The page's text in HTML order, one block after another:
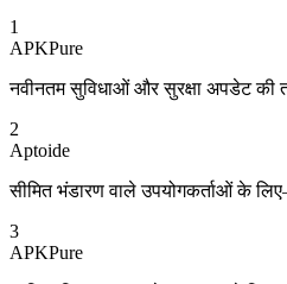
1
APKPure
नवीनतम सुविधाओं और सुरक्षा अपडेट की
2
Aptoide
सीमित भंडारण वाले उपयोगकर्ताओं के
3
APKPure